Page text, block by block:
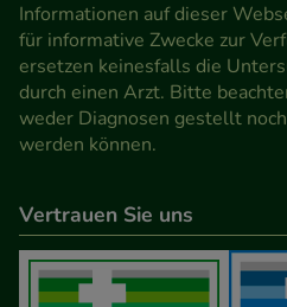
Informationen auf dieser
für informative Zwecke zur
ersetzen keinesfalls die
durch einen Arzt. Bitte
weder Diagnosen gestellt
werden können.
Vertrauen Sie uns